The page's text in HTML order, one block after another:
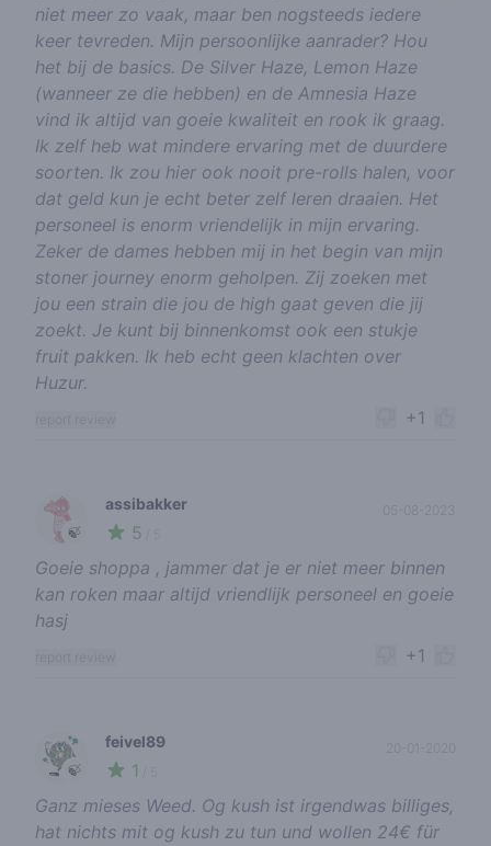
niet meer zo vaak, maar ben nogsteeds iedere
keer tevreden. Mijn persoonlijke aanrader? Hou
het bij de basics. De Silver Haze, Lemon Haze
(wanneer ze die hebben) en de Amnesia Haze
vind ik altijd van goeie kwaliteit en rook ik graag.
Ik zelf heb wat mindere ervaring met de duurdere
soorten. Ik zou hier ook nooit pre-rolls halen, voor
dat geld kun je echt beter zelf leren draaien. Het
personeel is enorm vriendelijk in mijn ervaring.
Zeker de dames hebben mij in het begin van mijn
stoner journey enorm geholpen. Zij zoeken met
jou een strain die jou de high gaat geven die jij
zoekt. Je kunt bij binnenkomst ook een stukje
fruit pakken. Ik heb echt geen klachten over
Huzur.
+1
🍃
assibakker
5
05-08-2023
Goeie shoppa , jammer dat je er niet meer binnen
kan roken maar altijd vriendlijk personeel en goeie
hasj
+1
🍃
feivel89
1
Ganz mieses Weed. Og kush ist irgendwas billiges,
hat nichts mit og kush zu tun und wollen 24€ für